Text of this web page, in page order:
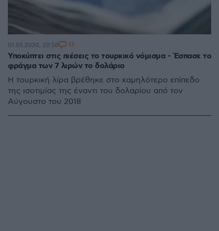
Υποκύπτει στις πιέσεις το τουρκικό νόμισμα - Έσπασε το
φράγμα των 7 λιρών το δολάριο
Η τουρκική λίρα βρέθηκε στο χαμηλότερο επίπεδο
της ισοτιμίας της έναντι του δολαρίου από τον
Αύγουστο του 2018
01.05.2020, 20:58 13